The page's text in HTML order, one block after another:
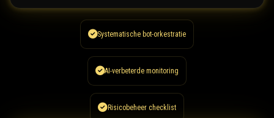
Systematische bot-orkestratie
AI-verbeterde monitoring
Risicobeheer checklist